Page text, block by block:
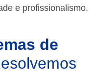
e profissionalismo.
de